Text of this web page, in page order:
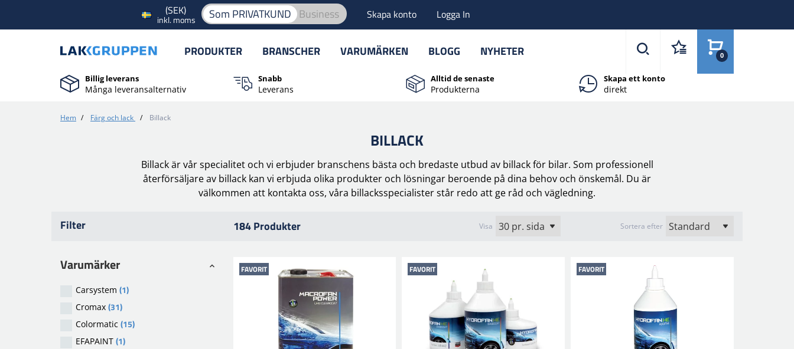
(SEK)
inkl. moms Som PRIVATKUND Business Skapa konto Logga In
PRODUKTER BRANSCHER VARUMÄRKEN BLOGG NYHETER 0
Billig leverans
Många leveransalternativ
Snabb
Leverans
Alltid de senaste
Produkterna
Skapa ett konto
direkt
Hem / Färg och lack / Billack
BILLACK
Billack är vår specialitet och vi erbjuder branschens bästa och bredaste utbud av billack för bilar. Som professionell
återförsäljare av billack kan vi erbjuda olika produkter och lösningar beroende på dina behov och önskemål. Du är
välkommen att kontakta oss, våra billacksspecialister står redo att ge råd och vägledning.
Filter
Varumärker
Carsystem (1)
Cromax (31)
Colormatic (15)
EFAPAINT (1)
184 Produkter Visa Sortera efter
FAVORIT FAVORIT FAVORIT